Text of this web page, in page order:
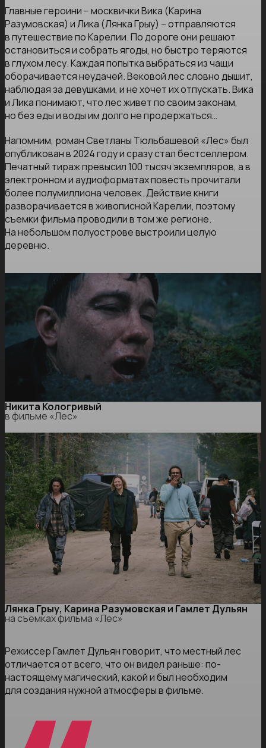
Главные героини – москвички Вика (Карина
Разумовская) и Лика (Лянка Грыу) – отправляются
в путешествие по Карелии. По дороге они решают
остановиться и собрать ягоды, но быстро теряются
в глухом лесу. Каждая попытка выбраться из чащи
оборачивается неудачей. Вековой лес словно дышит,
наблюдая за девушками, и не хочет их отпускать. Вика
и Лика понимают, что лес живет по своим законам,
но без еды и воды им долго не продержаться…
Напомним, роман Светланы Тюльбашевой «Лес» был
опубликован в 2024 году и сразу стал бестселлером.
Печатный тираж превысил 100 тысяч экземпляров, а в
электронном и аудиоформатах повесть прочитали
более полумиллиона человек. Действие книги
разворачивается в живописной Карелии, поэтому
съемки фильма проводили в том же регионе.
На небольшом полуострове выстроили целую
деревню.
Никита Кологривый
в фильме «Лес»
Лянка Грыу, Карина Разумовская и Гамлет Дульян
на съемках фильма «Лес»
Режиссер Гамлет Дульян говорит, что местный лес
отличается от всего, что он видел раньше: по-
настоящему магический, какой и был необходим
для создания нужной атмосферы в фильме.